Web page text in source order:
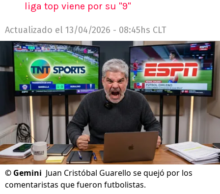
liga top viene por su "9"
Actualizado el 13/04/2026 - 08:45hs CLT
© Gemini Juan Cristóbal Guarello se quejó por los
comentaristas que fueron futbolistas.